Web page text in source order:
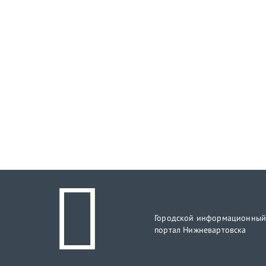
Городской информационный
портал Нижневартовска